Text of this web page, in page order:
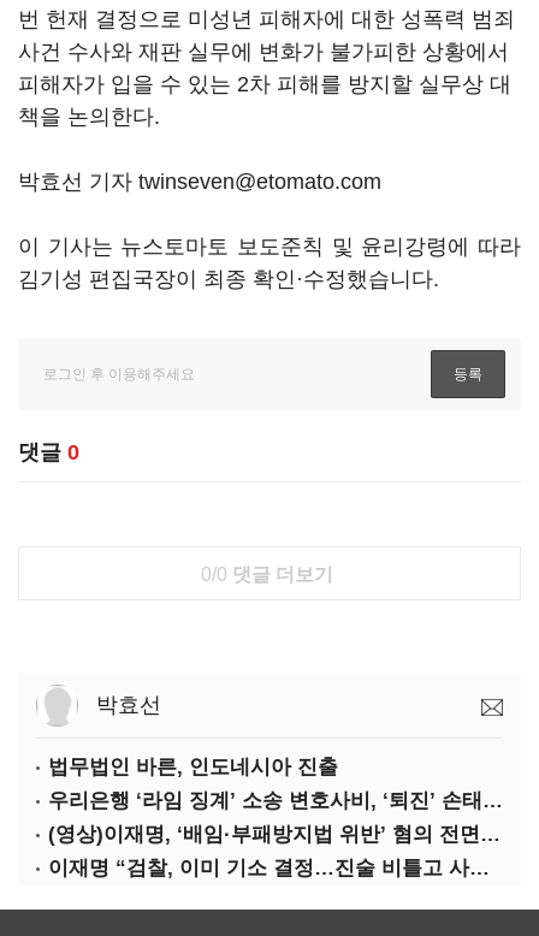
번 헌재 결정으로 미성년 피해자에 대한 성폭력 범죄
사건 수사와 재판 실무에 변화가 불가피한 상황에서
피해자가 입을 수 있는 2차 피해를 방지할 실무상 대
책을 논의한다.
박효선 기자 twinseven@etomato.com
이 기사는 뉴스토마토 보도준칙 및 윤리강령에 따라
김기성 편집국장이 최종 확인·수정했습니다.
댓글 0
0/0 댓글 더보기
박효선
법무법인 바른, 인도네시아 진출
우리은행 ‘라임 징계’ 소송 변호사비, ‘퇴진’ 손태승 회장 개인이 납부하나
(영상)이재명, ‘배임·부패방지법 위반’ 혐의 전면 반박(종합)
이재명 “검찰, 이미 기소 결정…진술 비틀고 사건 조작에 악용”